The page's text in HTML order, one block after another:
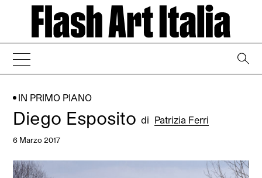
IN PRIMO PIANO
Diego Espositodi Patrizia Ferri
6 Marzo 2017